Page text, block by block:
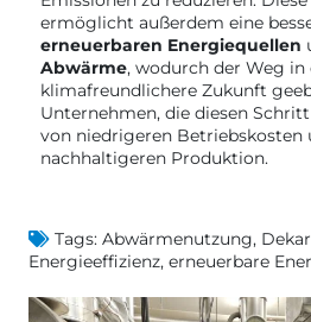
ermöglicht außerdem eine
erneuerbaren Energiequellen
Abwärme, wodurch der Weg in
klimafreundlichere Zukunft
Unternehmen, die diesen
von niedrigeren Betriebskosten
nachhaltigeren Produktion.
Tags: Abwärmenutzung,
Energie­effizienz, erneuer­bare